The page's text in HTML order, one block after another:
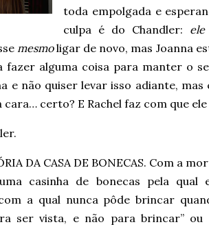
toda empolgada e
culpa é do Chandler:
mesmoligar de novo, mas Joanna
fazer alguma coisa para manter o
e não quiser levar isso adiante,
cara… certo? E Rachel faz com que ele
DA CASA DE BONECAS. Com a
casinha de bonecas pela qual
a qual nunca pôde brincar
ser vista, e não para brincar” ou